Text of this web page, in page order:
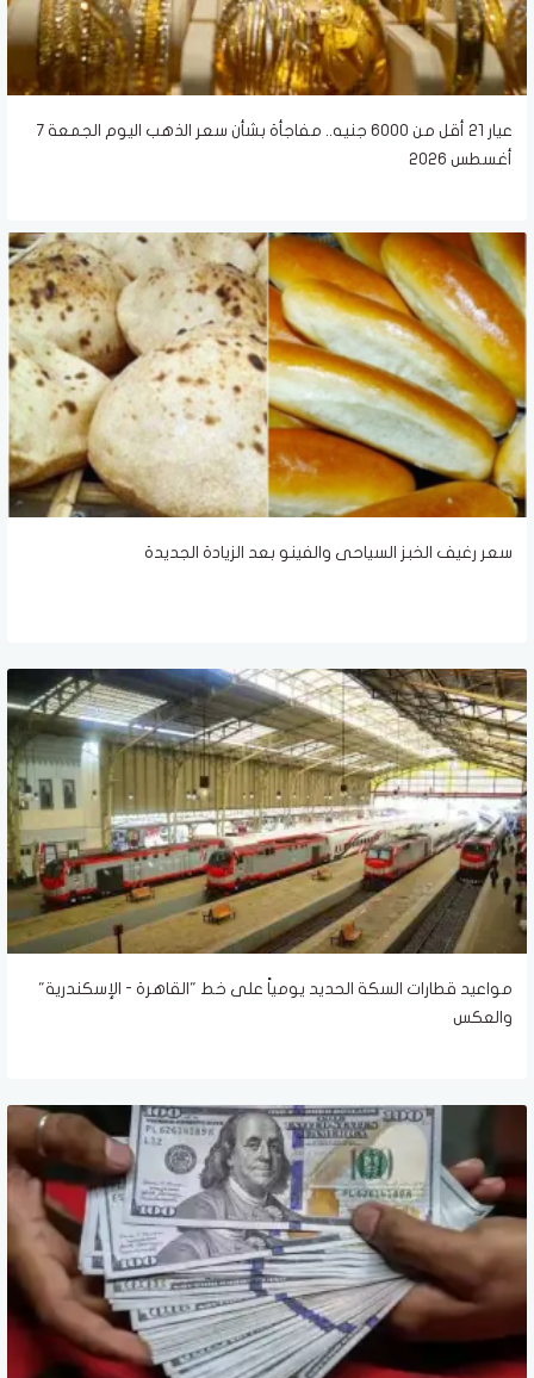
عيار 21 أقل من 6000 جنيه.. مفاجأة بشأن سعر الذهب اليوم الجمعة 7
أغسطس 2026
سعر رغيف الخبز السياحى والفينو بعد الزيادة الجديدة
مواعيد قطارات السكة الحديد يومياً على خط "القاهرة - الإسكندرية"
والعكس